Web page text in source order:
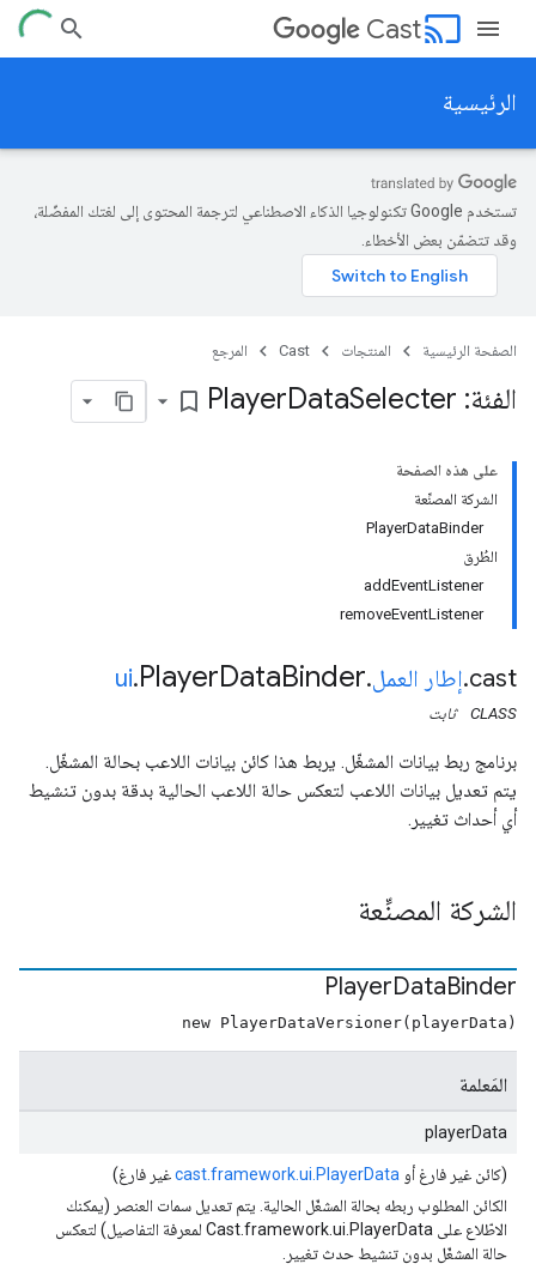
cast
Cast
الرئيسية
تستخدم Google تكنولوجيا الذكاء الاصطناعي لترجمة المحتوى إلى لغتك المفضّلة،
وقد تتضمّن بعض الأخطاء.
الصفحة الرئيسية المنتجات Cast المرجع
الفئة: Player DataSelecter
bookmark_border
على هذه الصفحة
الشركة المصنِّعة
PlayerDataBinder
الطُرق
addEventListener
removeEventListener
cast
.إطار العمل.
ui.PlayerDataBinder
CLASS ثابت
برنامج ربط بيانات المشغّل. يربط هذا كائن بيانات اللاعب بحالة المشغّل.
يتم تعديل بيانات اللاعب لتعكس حالة اللاعب الحالية بدقة بدون تنشيط
أي أحداث تغيير.
الشركة المصنِّعة
PlayerDataBinder
new PlayerDataVersioner(playerData)
المَعلمة
playerData
(كائن غير فارغ أو cast.framework.ui.PlayerDataغير فارغ)
الكائن المطلوب ربطه بحالة المشغّل الحالية. يتم تعديل سمات العنصر (يمكنك
الاطّلاع على Cast.framework.ui.PlayerData لمعرفة التفاصيل) لتعكس
حالة المشغّل بدون تنشيط حدث تغيير.